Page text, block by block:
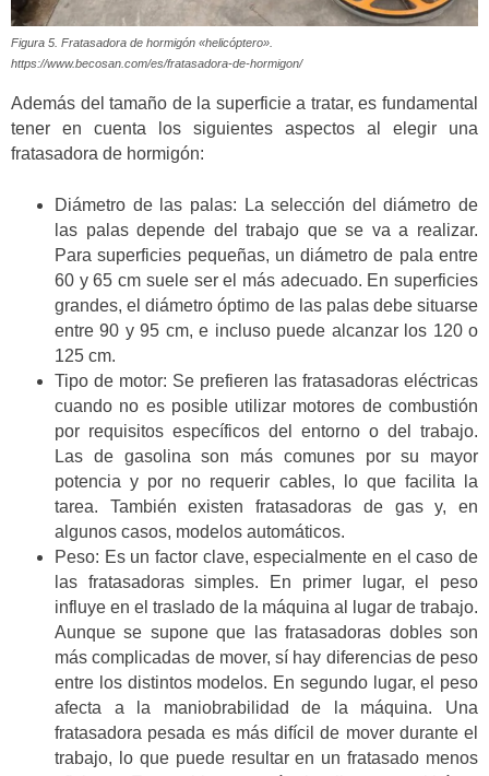
Figura 5. Fratasadora de hormigón «helicóptero».
https://www.becosan.com/es/fratasadora-de-hormigon/
Además del tamaño de la superficie a tratar, es fundamental
tener en cuenta los siguientes aspectos al elegir una
fratasadora de hormigón:
Diámetro de las palas: La selección del diámetro de
las palas depende del trabajo que se va a realizar.
Para superficies pequeñas, un diámetro de pala entre
60 y 65 cm suele ser el más adecuado. En superficies
grandes, el diámetro óptimo de las palas debe situarse
entre 90 y 95 cm, e incluso puede alcanzar los 120 o
125 cm.
Tipo de motor: Se prefieren las fratasadoras eléctricas
cuando no es posible utilizar motores de combustión
por requisitos específicos del entorno o del trabajo.
Las de gasolina son más comunes por su mayor
potencia y por no requerir cables, lo que facilita la
tarea. También existen fratasadoras de gas y, en
algunos casos, modelos automáticos.
Peso: Es un factor clave, especialmente en el caso de
las fratasadoras simples. En primer lugar, el peso
influye en el traslado de la máquina al lugar de trabajo.
Aunque se supone que las fratasadoras dobles son
más complicadas de mover, sí hay diferencias de peso
entre los distintos modelos. En segundo lugar, el peso
afecta a la maniobrabilidad de la máquina. Una
fratasadora pesada es más difícil de mover durante el
trabajo, lo que puede resultar en un fratasado menos